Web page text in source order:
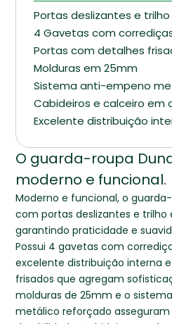
Portas deslizantes e
4 Gavetas com
Portas com detalhes
Molduras em 25mm
Sistema anti-empeno
Cabideiros e calceiro em
Excelente distribuição
O guarda-roupa
moderno e funcional.
Moderno e funcional, o
com portas deslizantes e trilho
garantindo praticidade e
Possui 4 gavetas com
excelente distribuição interna
frisados que agregam
molduras de 25mm e o
metálico reforçado